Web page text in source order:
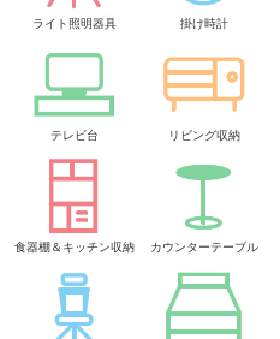
ライト照明器具 掛け時計
テレビ台 リビング収納
食器棚＆キッチン収納 カウンターテーブル